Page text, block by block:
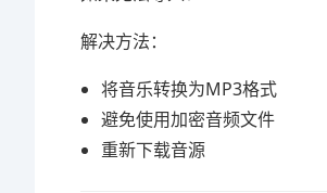
解决方法：
将音乐转换为MP3格式
避免使用加密音频文件
重新下载音源